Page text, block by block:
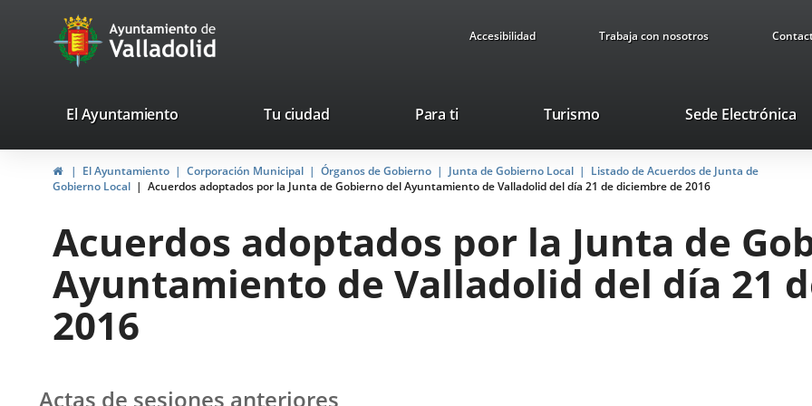
Portal
Web
Ayuntamiento
de
Valladolid
Accesibilidad Trabaja con nosotros
valladolid.es
El Ayuntamiento Tu ciudad Para ti TurismoThis
will
open
in
pop-
up
window.
Sede Electrónica
HomeEl Ayuntamiento Corporación Municipal Órganos de Gobierno Junta de Gobierno Local
Listado de Acuerdos de Junta de
Gobierno Local
Acuerdos adoptados por la Junta de Gobierno del Ayuntamiento de Valladolid del día 21 de diciembre de 2016
Acuerdos adoptados por la Junta de
Ayuntamiento de Valladolid del día 21
2016
Actas de sesiones anteriores